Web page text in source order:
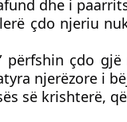
dhe i
çdo njeriu
përfshin çdo
njerëzore i
së krishterë,